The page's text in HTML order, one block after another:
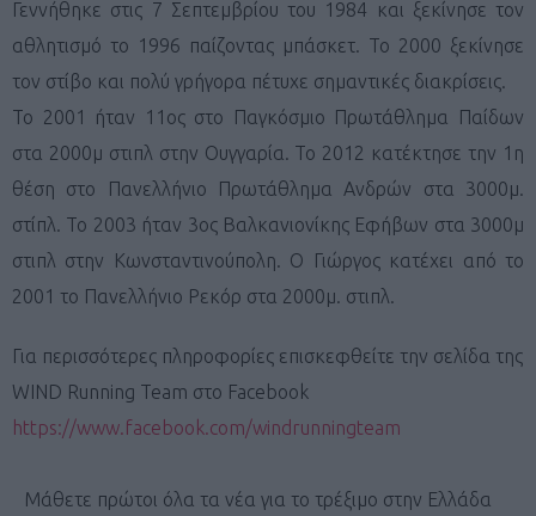
Γεννήθηκε στις 7 Σεπτεμβρίου του 1984 και ξεκίνησε τον
αθλητισμό το 1996 παίζοντας μπάσκετ. Το 2000 ξεκίνησε
τον στίβο και πολύ γρήγορα πέτυχε σημαντικές διακρίσεις.
Το 2001 ήταν 11ος στο Παγκόσμιο Πρωτάθλημα Παίδων
στα 2000μ στιπλ στην Ουγγαρία. Το 2012 κατέκτησε την 1η
θέση στο Πανελλήνιο Πρωτάθλημα Ανδρών στα 3000μ.
στίπλ. Το 2003 ήταν 3ος Βαλκανιονίκης Εφήβων στα 3000μ
στιπλ στην Κωνσταντινούπολη. Ο Γιώργος κατέχει από το
2001 το Πανελλήνιο Ρεκόρ στα 2000μ. στιπλ.
Για περισσότερες πληροφορίες επισκεφθείτε την σελίδα της
WIND Running Team στο Facebook
https://www.facebook.com/windrunningteam
Μάθετε πρώτοι όλα τα νέα για το τρέξιμο στην Ελλάδα